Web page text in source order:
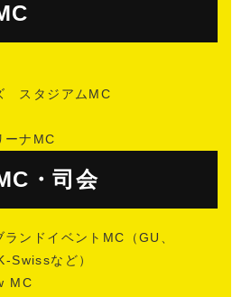
スタジアムMC
ナMC
・司会
ンドイベントMC（GU、
Swissなど）
MC